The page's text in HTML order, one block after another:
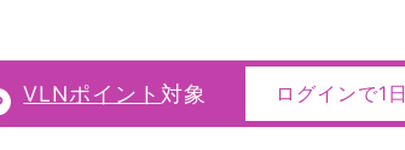
東京ボランティアレガシーネット
もっと知りたい！VLNでできること
VLNポイント 対象 ログインで1